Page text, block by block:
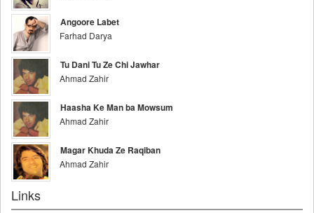
Angoore Labet
Farhad Darya
Tu Dani Tu Ze Chi Jawhar
Ahmad Zahir
Haasha Ke Man ba Mowsum
Ahmad Zahir
Magar Khuda Ze Raqiban
Ahmad Zahir
Links